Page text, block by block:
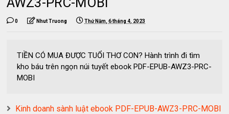
0 Nhut Truong Thứ Năm, 6 tháng 4, 2023
TIỀN CÓ MUA ĐƯỢC TUỔI THƠ CON? Hành trình đi tìm
kho báu trên ngọn núi tuyết ebook PDF-EPUB-AWZ3-PRC-
MOBI
Kinh doanh sành luật ebook PDF-EPUB-AWZ3-PRC-MOBI